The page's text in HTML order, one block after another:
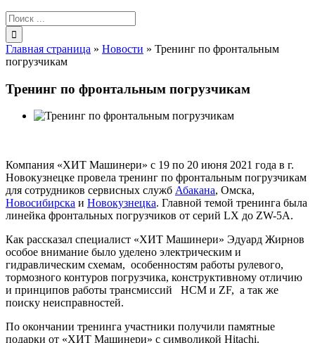
Результат
поиска:
Главная страница » Новости » Тренинг по фронтальным
погрузчикам
Тренинг по фронтальным погрузчикам
Компания «ХИТ Машинери» с 19 по 20 июня 2021 года в г.
Новокузнецке провела тренинг по фронтальным погрузчикам
для сотрудников сервисных служб Абакана, Омска,
Новосибирска и Новокузнецка. Главной темой тренинга была
линейка фронтальных погрузчиков от серий LX до ZW-5A.
Как рассказал специалист «ХИТ Машинери» Эдуард Жирнов
особое внимание было уделено электрическим и
гидравлическим схемам, особенностям работы рулевого,
тормозного контуров погрузчика, конструктивному отличию
и принципов работы трансмиссий HCM и ZF, а так же
поиску неисправностей.
По окончании тренинга участники получили памятные
подарки от «ХИТ Машинери» с символикой Hitachi.